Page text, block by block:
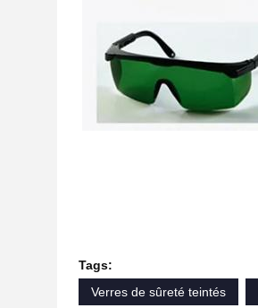
Tags:
Verres de sûreté teintés